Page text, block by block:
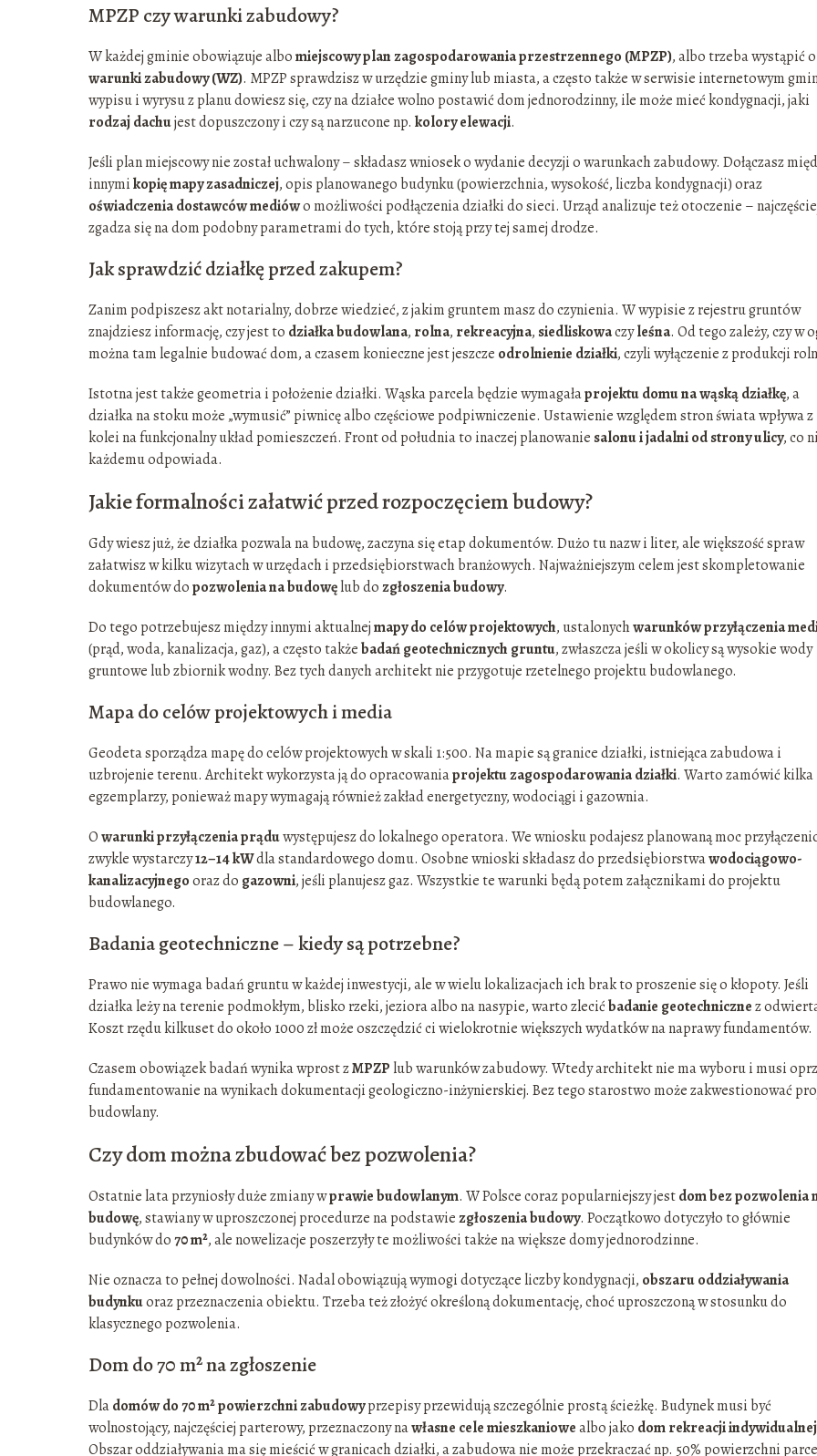
MPZP czy warunki zabudowy?
W każdej gminie obowiązuje albomiejscowy plan zagospodarowania przestrzennego (MPZP), albo trzeba wystąpić o
warunki zabudowy (WZ). MPZP sprawdzisz w urzędzie gminy lub miasta, a często także w serwisie internetowym
wypisu i wyrysu z planu dowiesz się, czy na działce wolno postawić dom jednorodzinny, ile może mieć kondygnacji, jaki
rodzaj dachujest dopuszczony i czy są narzucone np. kolory elewacji.
Jeśli plan miejscowy nie został uchwalony – składasz wniosek o wydanie decyzji o warunkach zabudowy. Dołączasz
innymikopię mapy zasadniczej, opis planowanego budynku (powierzchnia, wysokość, liczba kondygnacji) oraz
oświadczenia dostawców mediówo możliwości podłączenia działki do sieci. Urząd analizuje też otoczenie –
zgadza się na dom podobny parametrami do tych, które stoją przy tej samej drodze.
Jak sprawdzić działkę przed zakupem?
Zanim podpiszesz akt notarialny, dobrze wiedzieć, z jakim gruntem masz do czynienia. W wypisie z rejestru gruntów
znajdziesz informację, czy jest to działka budowlana, rolna, rekreacyjna, siedliskowaczyleśna. Od tego zależy, czy w
można tam legalnie budować dom, a czasem konieczne jest jeszcze odrolnienie działki, czyli wyłączenie z produkcji
Istotna jest także geometria i położenie działki. Wąska parcela będzie wymagałaprojektu domu na wąską działkę, a
działka na stoku może „wymusić” piwnicę albo częściowe podpiwniczenie. Ustawienie względem stron świata wpływa z
kolei na funkcjonalny układ pomieszczeń. Front od południa to inaczej planowanie salonu i jadalni od strony ulicy, co
każdemu odpowiada.
Jakie formalności załatwić przed rozpoczęciem budowy?
Gdy wiesz już, że działka pozwala na budowę, zaczyna się etap dokumentów. Dużo tu nazw i liter, ale większość spraw
załatwisz w kilku wizytach w urzędach i przedsiębiorstwach branżowych. Najważniejszym celem jest skompletowanie
dokumentów dopozwolenia na budowęlub dozgłoszenia budowy.
Do tego potrzebujesz między innymi aktualnejmapy do celów projektowych, ustalonychwarunków przyłączenia
(prąd, woda, kanalizacja, gaz), a często takżebadań geotechnicznych gruntu, zwłaszcza jeśli w okolicy są wysokie wody
gruntowe lub zbiornik wodny. Bez tych danych architekt nie przygotuje rzetelnego projektu budowlanego.
Mapa do celów projektowych i media
Geodeta sporządza mapę do celów projektowych w skali 1:500. Na mapie są granice działki, istniejąca zabudowa i
uzbrojenie terenu. Architekt wykorzysta ją do opracowaniaprojektu zagospodarowania działki. Warto zamówić kilka
egzemplarzy, ponieważ mapy wymagają również zakład energetyczny, wodociągi i gazownia.
Owarunki przyłączenia prąduwystępujesz do lokalnego operatora. We wniosku podajesz planowaną moc
zwykle wystarczy12–14 kWdla standardowego domu. Osobne wnioski składasz do przedsiębiorstwawodociągowo-
kanalizacyjnegooraz do gazowni, jeśli planujesz gaz. Wszystkie te warunki będą potem załącznikami do projektu
budowlanego.
Badania geotechniczne – kiedy są potrzebne?
Prawo nie wymaga badań gruntu w każdej inwestycji, ale w wielu lokalizacjach ich brak to proszenie się o kłopoty. Jeśli
działka leży na terenie podmokłym, blisko rzeki, jeziora albo na nasypie, warto zlecićbadanie geotechnicznez
Koszt rzędu kilkuset do około 1000 zł może oszczędzić ci wielokrotnie większych wydatków na naprawy fundamentów.
Czasem obowiązek badań wynika wprost zMPZP lub warunków zabudowy. Wtedy architekt nie ma wyboru i musi
fundamentowanie na wynikach dokumentacji geologiczno-inżynierskiej. Bez tego starostwo może zakwestionować
budowlany.
Czy dom można zbudować bez pozwolenia?
Ostatnie lata przyniosły duże zmiany wprawie budowlanym. W Polsce coraz popularniejszy jestdom bez pozwolenia
budowę, stawiany w uproszczonej procedurze na podstawiezgłoszenia budowy. Początkowo dotyczyło to głównie
budynków do70 m², ale nowelizacje poszerzyły te możliwości także na większe domy jednorodzinne.
Nie oznacza to pełnej dowolności. Nadal obowiązują wymogi dotyczące liczby kondygnacji, obszaru oddziaływania
budynkuoraz przeznaczenia obiektu. Trzeba też złożyć określoną dokumentację, choć uproszczoną w stosunku do
klasycznego pozwolenia.
Dom do 70 m² na zgłoszenie
Dladomów do 70 m² powierzchni zabudowyprzepisy przewidują szczególnie prostą ścieżkę. Budynek musi być
wolnostojący, najczęściej parterowy, przeznaczony nawłasne cele mieszkaniowealbo jako dom rekreacji indywidualnej
Obszar oddziaływania ma się mieścić w granicach działki, a zabudowa nie może przekraczać np. 50% powierzchni